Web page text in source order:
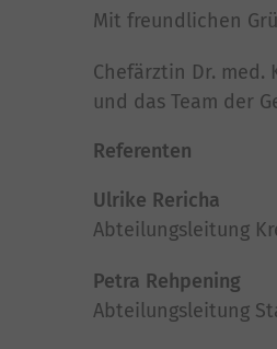
Mit freundlichen
Chefärztin Dr. med.
und das Team der
Referenten
Ulrike Rericha
Abteilungsleitung
Petra Rehpening
Abteilungsleitung